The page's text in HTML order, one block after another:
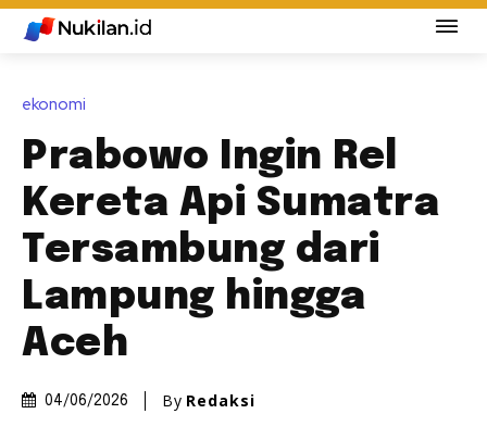
ekonomi
Prabowo Ingin Rel
Kereta Api Sumatra
Tersambung dari
Lampung hingga
Aceh
04/06/2026 By Redaksi